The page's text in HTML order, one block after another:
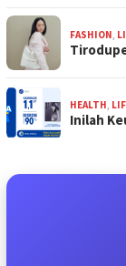
FASHION
HEALTH
Inilah